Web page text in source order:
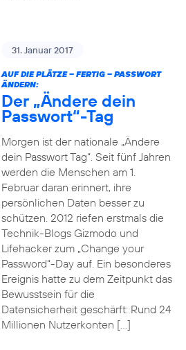
31. Januar 2017
AUF DIE PLÄTZE – FERTIG – PASSWORT
ÄNDERN:
Der „Ändere dein
Passwort“-Tag
Morgen ist der nationale „Ändere
dein Passwort Tag“. Seit fünf Jahren
werden die Menschen am 1.
Februar daran erinnert, ihre
persönlichen Daten besser zu
schützen. 2012 riefen erstmals die
Technik-Blogs Gizmodo und
Lifehacker zum „Change your
Password“-Day auf. Ein besonderes
Ereignis hatte zu dem Zeitpunkt das
Bewusstsein für die
Datensicherheit geschärft: Rund 24
Millionen Nutzerkonten […]